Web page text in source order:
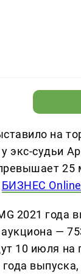
на
экс-судьи
25
БИЗНЕС Online
2021 года
—
10 июля
года